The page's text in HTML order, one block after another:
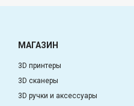
МАГАЗИН
3D принтеры
3D сканеры
3D ручки и аксессуары